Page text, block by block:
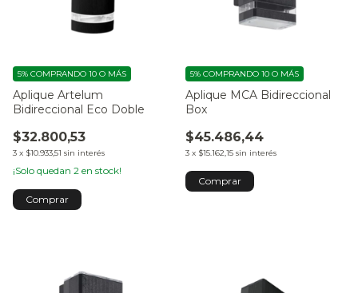
Aplique Artelum
Bidireccional Eco Doble
$32.800,53
3 x $10.933,51 sin interés
5% COMPRANDO 10 O MÁS
¡Solo quedan 2 en stock!
Aplique MCA Bidireccional
Box
$45.486,44
3 x $15.162,15 sin interés
5% COMPRANDO 10 O MÁS